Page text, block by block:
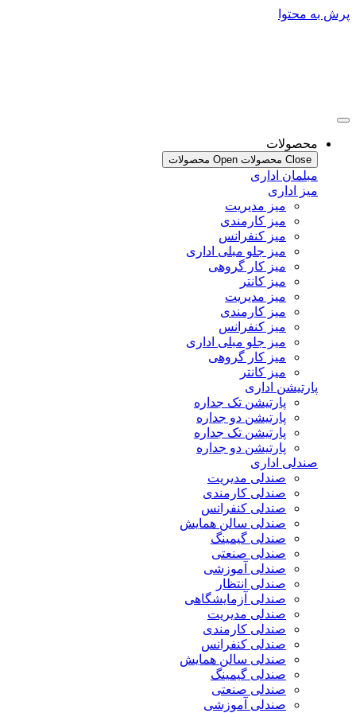
Open محصولات
اداری
اداری
میز مدیریت
میز کارمندی
میز کنفرانس
میز جلو مبلی اداری
میز کار گروهی
میز کانتر
میز مدیریت
میز کارمندی
میز کنفرانس
میز جلو مبلی اداری
میز کار گروهی
میز کانتر
اداری
پارتیشن تک جداره
پارتیشن دو جداره
پارتیشن تک جداره
پارتیشن دو جداره
اداری
صندلی مدیریت
صندلی کارمندی
صندلی کنفرانس
صندلی سالن همایش
صندلی گیمینگ
صندلی صنعتی
صندلی آموزشی
صندلی انتظار
صندلی آزمایشگاهی
صندلی مدیریت
صندلی کارمندی
صندلی کنفرانس
صندلی سالن همایش
صندلی گیمینگ
صندلی صنعتی
صندلی آموزشی